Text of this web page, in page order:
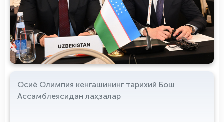
Осиё Олимпия кенгашининг тарихий Бош
Ассамблеясидан лаҳзалар